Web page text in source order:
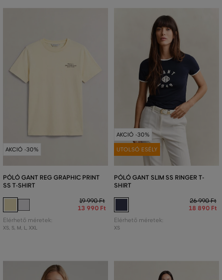
AKCIÓ -30%
PÓLÓ GANT REG GRAPHIC PRINT
SS T-SHIRT
19 990 Ft
13 990 Ft
Elérhető méretek:
XS, S, M, L, XXL
AKCIÓ -30%
UTOLSÓ ESÉLY
PÓLÓ GANT SLIM SS RINGER T-
SHIRT
26 990 Ft
18 890 Ft
Elérhető méretek:
XS